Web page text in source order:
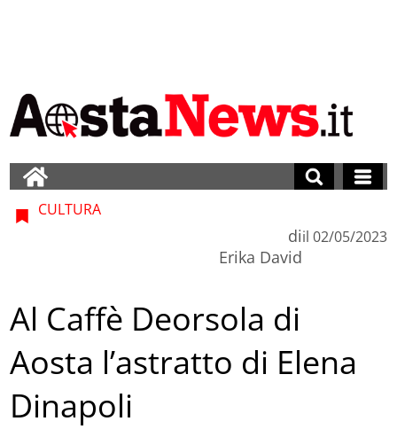
CULTURA
di
Erika David
il 02/05/2023
Al Caffè Deorsola di
Aosta l’astratto di Elena
Dinapoli